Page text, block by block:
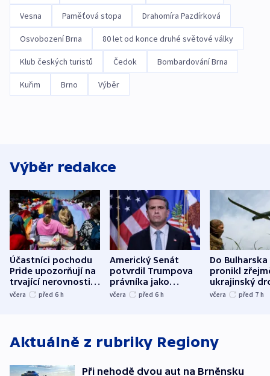
Vesna Paměťová stopa Drahomíra Pazdírková
Osvobození Brna 80 let od konce druhé světové války
Klub českých turistů Čedok Bombardování Brna
Kuřim Brno Výběr
Výběr redakce
Účastníci pochodu
Pride upozorňují na
trvající nerovnosti i
společenskou
včera před 6 h
Americký Senát
potvrdil Trumpova
právníka jako
ministra
včera před 6 h
Do Bulharska
pronikl
ukrajinský
explodoval
včera před 7 h
Aktuálně z rubriky Regiony
Při nehodě dvou aut na Brněnsku